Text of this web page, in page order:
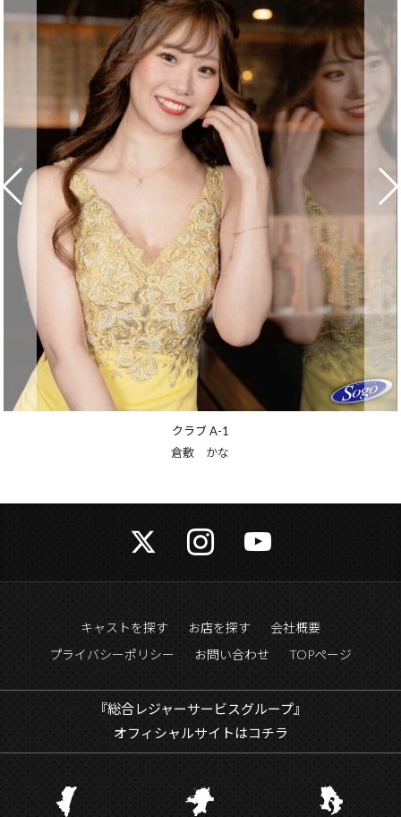
クラブ A-1
倉敷 かな
キャストを探す お店を探す
会社概要
プライバシーポリシー
お問い合わせ TOPページ
『総合レジャーサービスグループ』
オフィシャルサイトはコチラ